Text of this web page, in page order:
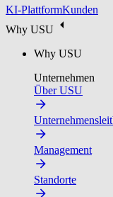
KI-PlattformKunden
Why USU
Why USU
Unternehmen
Über USU
Management
Standorte